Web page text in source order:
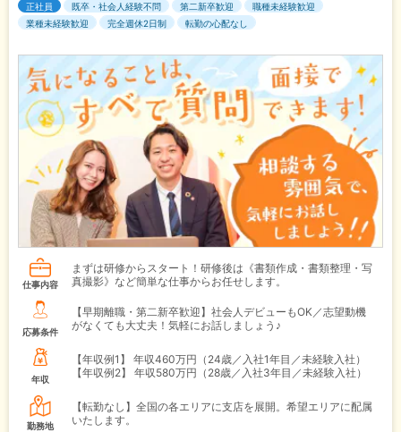
正社員 既卒・社会人経験不問 第二新卒歓迎
職種未経験歓迎
業種未経験歓迎
完全週休2日制 転勤の心配なし
仕事内容
まずは研修からスタート！研修後は《書類作成・書類整理・写
真撮影》など簡単な仕事からお任せします。
応募条件
【早期離職・第二新卒歓迎】社会人デビューもOK／志望動機
がなくても大丈夫！気軽にお話しましょう♪
年収
【年収例1】
年収460万円（24歳／入社1年目／未経験入社）
【年収例2】
年収580万円（28歳／入社3年目／未経験入社）
勤務地
【転勤なし】全国の各エリアに支店を展開。希望エリアに配属
いたします。